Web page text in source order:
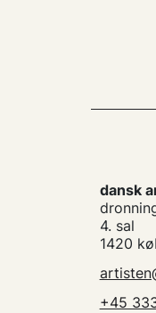
dansk
4. sal
1420
+45